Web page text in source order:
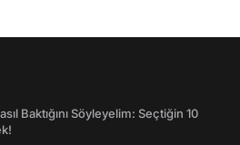
Baktığını Söyleyelim: Seçtiğin 10